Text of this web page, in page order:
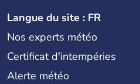
Langue du site : FR
Nos experts météo
Certificat d'intempéries
Alerte météo